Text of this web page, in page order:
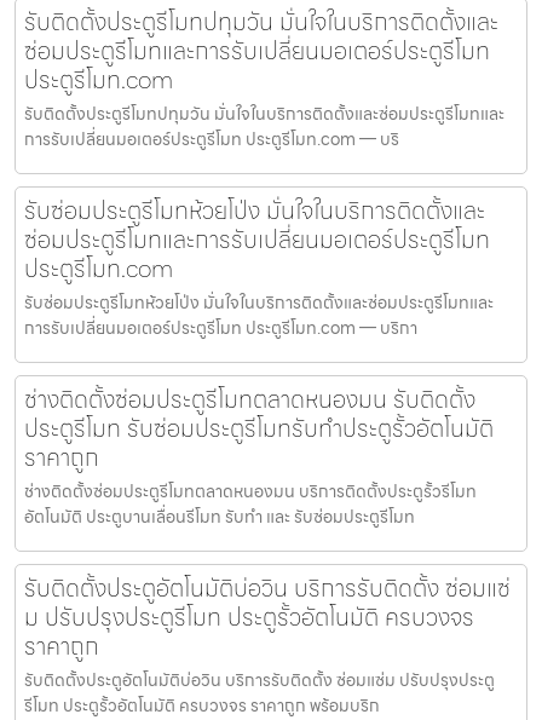
รับติดตั้งประตูรีโมทปทุมวัน มั่นใจในบริการติดตั้งและ
ซ่อมประตูรีโมทและการรับเปลี่ยนมอเตอร์ประตูรีโมท
ประตูรีโมท.com
รับติดตั้งประตูรีโมทปทุมวัน มั่นใจในบริการติดตั้งและซ่อมประตูรีโมทและ
การรับเปลี่ยนมอเตอร์ประตูรีโมท ประตูรีโมท.com — บริ
รับซ่อมประตูรีโมทห้วยโป่ง มั่นใจในบริการติดตั้งและ
ซ่อมประตูรีโมทและการรับเปลี่ยนมอเตอร์ประตูรีโมท
ประตูรีโมท.com
รับซ่อมประตูรีโมทห้วยโป่ง มั่นใจในบริการติดตั้งและซ่อมประตูรีโมทและ
การรับเปลี่ยนมอเตอร์ประตูรีโมท ประตูรีโมท.com — บริกา
ช่างติดตั้งซ่อมประตูรีโมทตลาดหนองมน รับติดตั้ง
ประตูรีโมท รับซ่อมประตูรีโมทรับทำประตูรั้วอัตโนมัติ
ราคาถูก
ช่างติดตั้งซ่อมประตูรีโมทตลาดหนองมน บริการติดตั้งประตูรั้วรีโมท
อัตโนมัติ ประตูบานเลื่อนรีโมท รับทำ และ รับซ่อมประตูรีโมท
รับติดตั้งประตูอัตโนมัติบ่อวิน บริการรับติดตั้ง ซ่อมแซ่
ม ปรับปรุงประตูรีโมท ประตูรั้วอัตโนมัติ ครบวงจร
ราคาถูก
รับติดตั้งประตูอัตโนมัติบ่อวิน บริการรับติดตั้ง ซ่อมแซ่ม ปรับปรุงประตู
รีโมท ประตูรั้วอัตโนมัติ ครบวงจร ราคาถูก พร้อมบริก